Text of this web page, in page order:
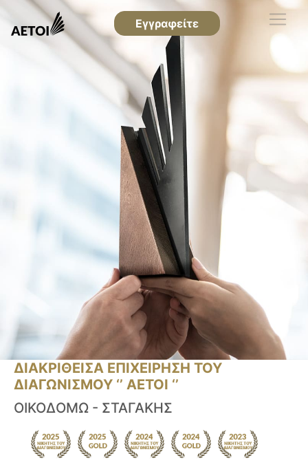
Εγγραφείτε
ΔΙΑΚΡΙΘΕΙΣΑ ΕΠΙΧΕΙΡΗΣΗ ΤΟΥ
ΔΙΑΓΩΝΙΣΜΟΥ ‘’ ΑΕΤΟΙ ‘’
OIKOΔΟΜΩ - ΣΤΑΓΑΚΗΣ